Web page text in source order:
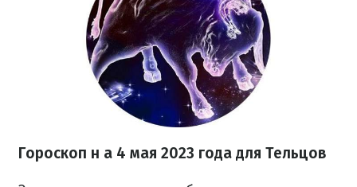
Гороскоп н а 4 мая 2023 года для Тельцов